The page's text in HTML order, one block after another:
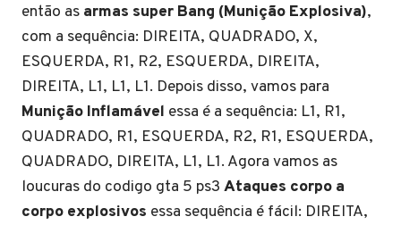
então as armas super Bang (Munição Explosiva),
com a sequência: DIREITA, QUADRADO, X,
ESQUERDA, R1, R2, ESQUERDA, DIREITA,
DIREITA, L1, L1, L1. Depois disso, vamos para
Munição Inflamável essa é a sequência: L1, R1,
QUADRADO, R1, ESQUERDA, R2, R1, ESQUERDA,
QUADRADO, DIREITA, L1, L1. Agora vamos as
loucuras do codigo gta 5 ps3 Ataques corpo a
corpo explosivos essa sequência é fácil: DIREITA,